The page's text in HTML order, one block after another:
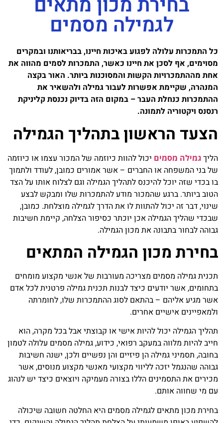
לגמילה מסמים
כל התמכרות עלולה לפגוע באיכות חיינו, בבריאותנו ובמקרים
מסוימים, אף לסכן את חיינו כאשר, התמכרות לסמים מהווה את
אחת מההתמכרויות הקשות והמסוכנות ביותר. האור בקצה
המנהרה, שקיימת אפשרות לעבור גמילה ולהשאיר את
ההתמכרות כנחלת העבר – במקום הזה בדיוק נכנסת קליניקת
רנסנס ויקטוריה לתמונה.
הצעד הראשון בתהליך הגמילה
הליךגמילה מסמים יכול להוות כיוזמה של המכור עצמו או כיוזמה
של בני המשפחה או החברים – אשר אמורים כמובן, לעודד ולתמוך
בו בכדי שזה יוכל להיכנס לתהליך הגמילה וגם לצלוח אותו על הצד
הטוב ביותר. ברגע שהמכור מודע להתמכרות שלו ומבקש לבצע
שינוי, דבר זה יכול להתוות לו את הדרך לגמילה מוצלחת. כמובן,
שבכדי שהליך הגמילה אכן יוכתר כסיפור הצלחה, קיימת חשיבות
גבוהה לבחור בתבונה את מכון הגמילה.
בחירת מכון הגמילה המתאים
תכנית גמילה מסמים מצריכה מעורבות של אנשי מקצוע מומחים
בתחומים, אשר יודעים כיצד לבנות תכנית גמילה פרטנית לכל אדם
אשר מגיע אליהם – בהתאם לסוג ההתמכרות שלו, לחומרתה
ולמאפיינים אישיים אחרים.
תהליך הגמילה יכול להיות אישי או קבוצתי אבל בכל מקרה, הוא
חייב להיות מלווה במעקב רפואי, כידוע, גמילה מסמים עלולה לטמון
בחובה, תסמיני גמילה הן פיזיים והן נפשיים ולכן, ישנה חשיבות
גבוהה שהנגמל יזכה לליווי מקצועי מאנשי מקצוע מנוסים, אשר
מכירים את התסמינים הללו בצורה מעמיקה ויוצאים כיצד יש לנהוג
עם מי שחווה אותם.
בחירת מכון מתאים לגמילה מסמים היא החלטה חשובה שיכולה